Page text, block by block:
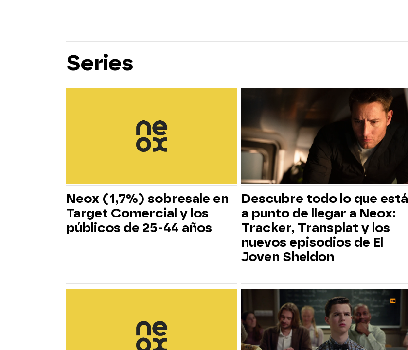
Series
Neox (1,7%) sobresale en
Target Comercial y los
públicos de 25-44 años
Descubre todo lo que está
a punto de llegar a Neox:
Tracker, Transplat y los
nuevos episodios de El
Joven Sheldon